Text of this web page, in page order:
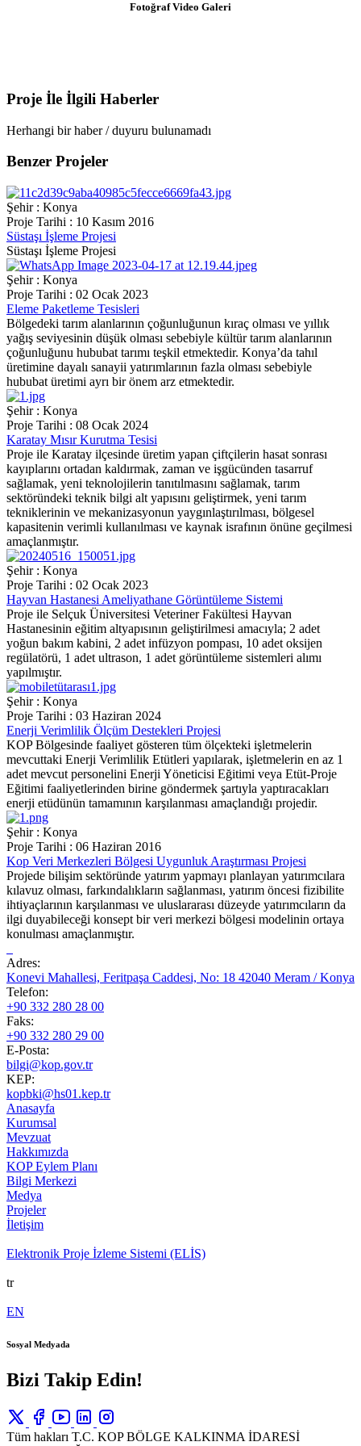
Fotoğraf Video Galeri
Proje İle İlgili Haberler
Herhangi bir haber / duyuru bulunamadı
Benzer Projeler
Şehir : Konya
Proje Tarihi : 10 Kasım 2016
Süstaşı İşleme Projesi
Süstaşı İşleme Projesi
Şehir : Konya
Proje Tarihi : 02 Ocak 2023
Eleme Paketleme Tesisleri
Bölgedeki tarım alanlarının çoğunluğunun kıraç olması ve yıllık
yağış seviyesinin düşük olması sebebiyle kültür tarım alanlarının
çoğunluğunu hububat tarımı teşkil etmektedir. Konya’da tahıl
üretimine dayalı sanayii yatırımlarının fazla olması sebebiyle
hububat üretimi ayrı bir önem arz etmektedir.
Şehir : Konya
Proje Tarihi : 08 Ocak 2024
Karatay Mısır Kurutma Tesisi
Proje ile Karatay ilçesinde üretim yapan çiftçilerin hasat sonrası
kayıplarını ortadan kaldırmak, zaman ve işgücünden tasarruf
sağlamak, yeni teknolojilerin tanıtılmasını sağlamak, tarım
sektöründeki teknik bilgi alt yapısını geliştirmek, yeni tarım
tekniklerinin ve mekanizasyonun yaygınlaştırılması, bölgesel
kapasitenin verimli kullanılması ve kaynak israfının önüne geçilmesi
amaçlanmıştır.
Şehir : Konya
Proje Tarihi : 02 Ocak 2023
Hayvan Hastanesi Ameliyathane Görüntüleme Sistemi
Proje ile Selçuk Üniversitesi Veteriner Fakültesi Hayvan
Hastanesinin eğitim altyapısının geliştirilmesi amacıyla; 2 adet
yoğun bakım kabini, 2 adet infüzyon pompası, 10 adet oksijen
regülatörü, 1 adet ultrason, 1 adet görüntüleme sistemleri alımı
yapılmıştır.
Şehir : Konya
Proje Tarihi : 03 Haziran 2024
Enerji Verimlilik Ölçüm Destekleri Projesi
KOP Bölgesinde faaliyet gösteren tüm ölçekteki işletmelerin
mevcuttaki Enerji Verimlilik Etütleri yapılarak, işletmelerin en az 1
adet mevcut personelini Enerji Yöneticisi Eğitimi veya Etüt-Proje
Eğitimi faaliyetlerinden birine göndermek şartıyla yaptıracakları
enerji etüdünün tamamının karşılanması amaçlandığı projedir.
Şehir : Konya
Proje Tarihi : 06 Haziran 2016
Kop Veri Merkezleri Bölgesi Uygunluk Araştırması Projesi
Projede bilişim sektöründe yatırım yapmayı planlayan yatırımcılara
kılavuz olması, farkındalıkların sağlanması, yatırım öncesi fizibilite
ihtiyaçlarının karşılanması ve uluslararası düzeyde yatırımcıların da
ilgi duyabileceği konsept bir veri merkezi bölgesi modelinin ortaya
konulması amaçlanmıştır.
Adres:
Konevi Mahallesi, Feritpaşa Caddesi, No: 18 42040 Meram / Konya
Telefon:
+90 332 280 28 00
Faks:
+90 332 280 29 00
E-Posta:
bilgi@kop.gov.tr
KEP:
kopbki@hs01.kep.tr
Anasayfa
Kurumsal
Mevzuat
Hakkımızda
KOP Eylem Planı
Bilgi Merkezi
Medya
Projeler
İletişim
Elektronik Proje İzleme Sistemi (ELİS)
tr
EN
Sosyal Medyada
Bizi Takip Edin!
Tüm hakları T.C. KOP BÖLGE KALKINMA İDARESİ